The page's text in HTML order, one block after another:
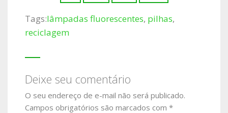
Tags:lâmpadas fluorescentes, pilhas,
reciclagem
Deixe seu comentário
O seu endereço de e-mail não será publicado.
Campos obrigatórios são marcados com *